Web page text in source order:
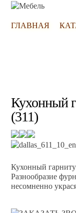
ГЛАВНАЯ
Кухонный
(311)
Кухонный
Разнообразие
несомненно